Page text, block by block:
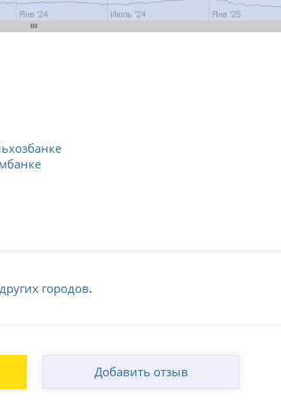
Янв '24 Июль '24 Янв '25
городов.
Добавить отзыв